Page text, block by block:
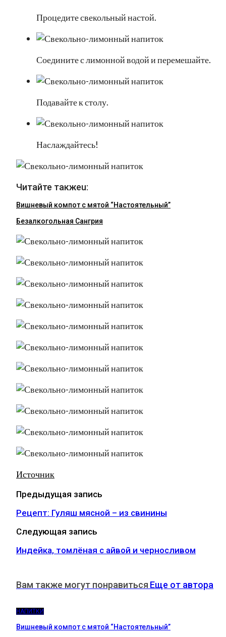
Процедите свекольный настой.
Соедините с лимонной водой и перемешайте.
Подавайте к столу.
Наслаждайтесь!
Читайте такжеu:
Вишневый компот с мятой “Настоятельный”
Безалкогольная Сангрия
Источник
Предыдущая запись
Рецепт: Гуляш мясной – из свинины
Следующая запись
Индейка, томлёная с айвой и черносливом
Вам также могут понравиться Еще от автора
НАПИТКИ
Вишневый компот с мятой “Настоятельный”